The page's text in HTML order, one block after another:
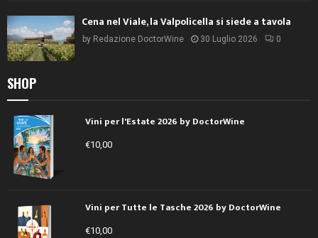
Cena nel Viale, la Valpolicella si siede a tavola
by Redazione DoctorWine 30 Luglio 2026 0
SHOP
Vini per l'Estate 2026 by DoctorWine
€10,00
Vini per Tutte le Tasche 2026 by DoctorWine
€10,00